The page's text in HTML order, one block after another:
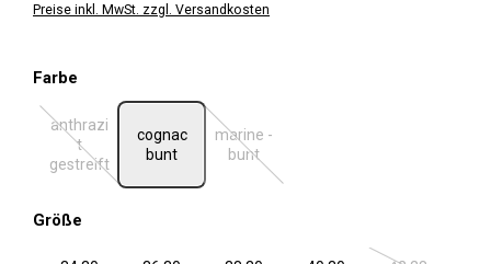
Preise inkl. MwSt. zzgl. Versandkosten
Farbe
anthrazi
t
gestreift
(Diese Option ist zurzeit nicht verfügbar.)
cognac
bunt
marine -
bunt(Diese Option ist zurzeit nicht
Größe